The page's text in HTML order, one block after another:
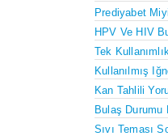
Prediyabet
HPV Ve HIV
Tek
Kullanılmış
Kan Tahlili
Bulaş Durumu
Sıvı Teması